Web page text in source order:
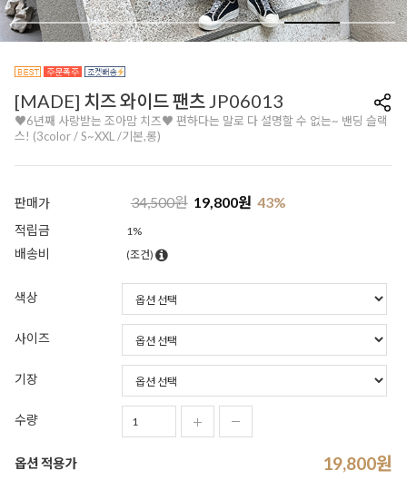
[MADE] 치즈 와이드 팬츠 JP06013
♥6년째 사랑받는 조아맘 치즈♥ 편하다는 말로 다 설명할 수 없는~ 밴딩 슬랙
스! (3color / S~XXL /기본,롱)
판매가 34,500원 19,800원 43%
적립금 1%
배송비 (조건)
색상
사이즈
기장
수량
옵션 적용가 19,800원